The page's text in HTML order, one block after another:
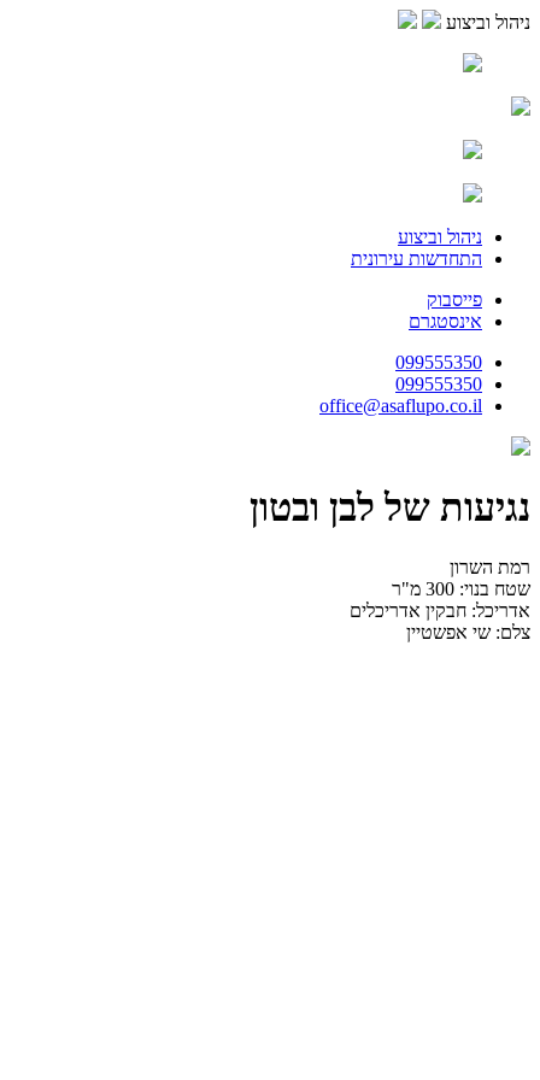
ניהול וביצוע
ניהול וביצוע
התחדשות עירונית
פייסבוק
אינסטגרם
099555350
099555350
office@asaflupo.co.il
נגיעות של לבן ובטון
רמת השרון
שטח בנוי: 300 מ"ר
אדריכל: חבקין אדריכלים
צלם: שי אפשטיין